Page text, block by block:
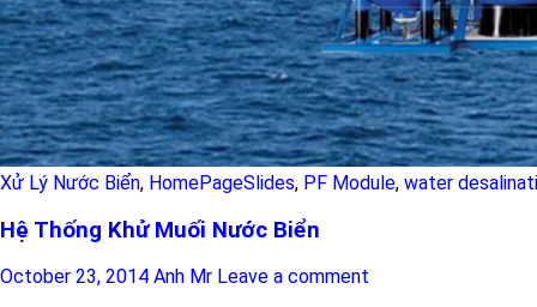
Xử Lý Nước Biển, HomePageSlides, PF Module, water
Hệ Thống Khử Muối Nước Biển
October 23, 2014 Anh Mr Leave a comment